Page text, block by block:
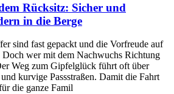
Rücksitz: Sicher und
in die Berge
sind fast gepackt und die Vorfreude auf
wer mit dem Nachwuchs Richtung
Weg zum Gipfelglück führt oft über
kurvige Passstraßen. Damit die Fahrt
die ganze Famil